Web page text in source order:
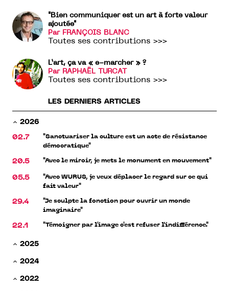
"Bien communiquer est un art à forte valeur
ajoutée"
Par FRANÇOIS BLANC
Toutes ses contributions >>>
L’art, ça va « e-marcher » ?
Par RAPHAËL TURCAT
Toutes ses contributions >>>
LES DERNIERS ARTICLES
2026
02.7
"Sanctuariser la culture est un acte de résistance
démocratique"
20.5 "Avec le miroir, je mets le monument en mouvement"
05.5
"Avec WURUS, je veux déplacer le regard sur ce qui
fait valeur"
29.4
"Je sculpte la fonction pour ouvrir un monde
imaginaire"
22.1 "Témoigner par l'image c'est refuser l’indifférence."
2025
2024
2022